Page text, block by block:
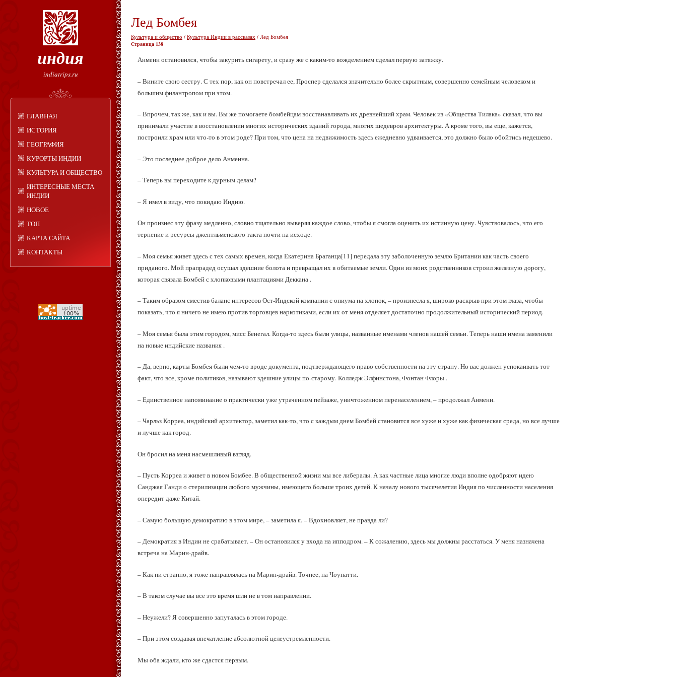
индия
indiatrips.ru
ГЛАВНАЯ
ИСТОРИЯ
ГЕОГРАФИЯ
КУРОРТЫ ИНДИИ
КУЛЬТУРА И ОБЩЕСТВО
ИНТЕРЕСНЫЕ МЕСТА
ИНДИИ
НОВОЕ
ТОП
КАРТА САЙТА
КОНТАКТЫ
Лед Бомбея
Культура и общество / Культура Индии в рассказах / Лед Бомбея
Страница 138
Анменн остановился, чтобы закурить сигарету, и сразу же с каким‑то вожделением сделал первую затяжку.
– Вините свою сестру. С тех пор, как он повстречал ее, Проспер сделался значительно более скрытным, совершенно семейным человеком и
большим филантропом при этом.
– Впрочем, так же, как и вы. Вы же помогаете бомбейцам восстанавливать их древнейший храм. Человек из «Общества Тилака» сказал, что вы
принимали участие в восстановлении многих исторических зданий города, многих шедевров архитектуры. А кроме того, вы еще, кажется,
построили храм или что‑то в этом роде? При том, что цена на недвижимость здесь ежедневно удваивается, это должно было обойтись недешево.
– Это последнее доброе дело Анменна.
– Теперь вы переходите к дурным делам?
– Я имел в виду, что покидаю Индию.
Он произнес эту фразу медленно, словно тщательно выверяя каждое слово, чтобы я смогла оценить их истинную цену. Чувствовалось, что его
терпение и ресурсы джентльменского такта почти на исходе.
– Моя семья живет здесь с тех самых времен, когда Екатерина Браганца[11] передала эту заболоченную землю Британии как часть своего
приданого. Мой прапрадед осушал здешние болота и превращал их в обитаемые земли. Один из моих родственников строил железную дорогу,
которая связала Бомбей с хлопковыми плантациями Деккана .
– Таким образом сместив баланс интересов Ост‑Индской компании с опиума на хлопок, – произнесла я, широко раскрыв при этом глаза, чтобы
показать, что я ничего не имею против торговцев наркотиками, если их от меня отделяет достаточно продолжительный исторический период.
– Моя семья была этим городом, мисс Бенегал. Когда‑то здесь были улицы, названные именами членов нашей семьи. Теперь наши имена заменили
на новые индийские названия .
– Да, верно, карты Бомбея были чем‑то вроде документа, подтверждающего право собственности на эту страну. Но вас должен успокаивать тот
факт, что все, кроме политиков, называют здешние улицы по‑старому. Колледж Элфинстона, Фонтан Флоры .
– Единственное напоминание о практически уже утраченном пейзаже, уничтоженном перенаселением, – продолжал Анменн.
– Чарльз Корреа, индийский архитектор, заметил как‑то, что с каждым днем Бомбей становится все хуже и хуже как физическая среда, но все лучше
и лучше как город.
Он бросил на меня насмешливый взгляд.
– Пусть Корреа и живет в новом Бомбее. В общественной жизни мы все либералы. А как частные лица многие люди вполне одобряют идею
Санджая Ганди о стерилизации любого мужчины, имеющего больше троих детей. К началу нового тысячелетия Индия по численности населения
опередит даже Китай.
– Самую большую демократию в этом мире, – заметила я. – Вдохновляет, не правда ли?
– Демократия в Индии не срабатывает. – Он остановился у входа на ипподром. – К сожалению, здесь мы должны расстаться. У меня назначена
встреча на Марин‑драйв.
– Как ни странно, я тоже направлялась на Марин‑драйв. Точнее, на Чоупатти.
– В таком случае вы все это время шли не в том направлении.
– Неужели? Я совершенно запуталась в этом городе.
– При этом создавая впечатление абсолютной целеустремленности.
Мы оба ждали, кто же сдастся первым.